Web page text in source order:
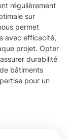
régulièrement
sur
permet
avec efficacité,
projet. Opter
durabilité
bâtiments
pour un